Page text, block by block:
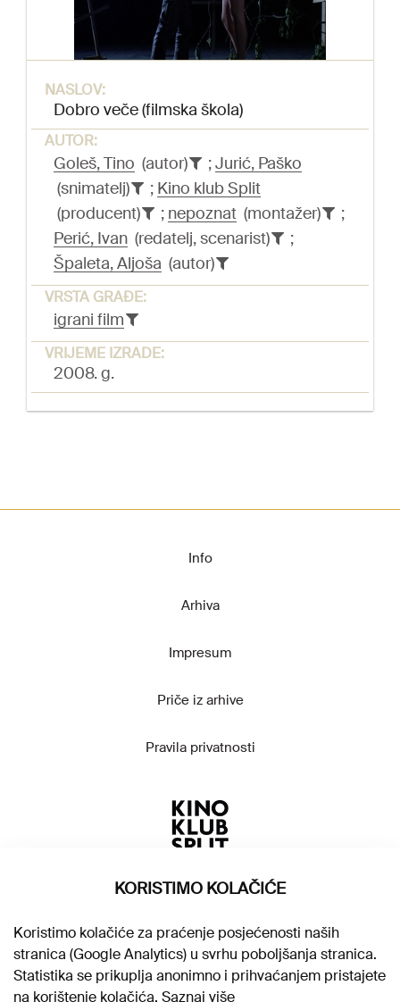
NASLOV:
Dobro veče (filmska škola)
AUTOR:
Goleš, Tino (autor) ;Jurić, Paško
(snimatelj)
; Kino klub Split
(producent)
; nepoznat (montažer)
;
Perić, Ivan (redatelj, scenarist)
;
Špaleta, Aljoša (autor)
VRSTA GRAĐE:
igrani film
VRIJEME IZRADE:
2008. g.
Info
Arhiva
Impresum
Priče iz arhive
Pravila privatnosti
KORISTIMO KOLAČIĆE
Koristimo kolačiće za praćenje posjećenosti naših
stranica (Google Analytics) u svrhu poboljšanja stranica.
Statistika se prikuplja anonimno i prihvaćanjem pristajete
na korištenje kolačića. Saznaj više